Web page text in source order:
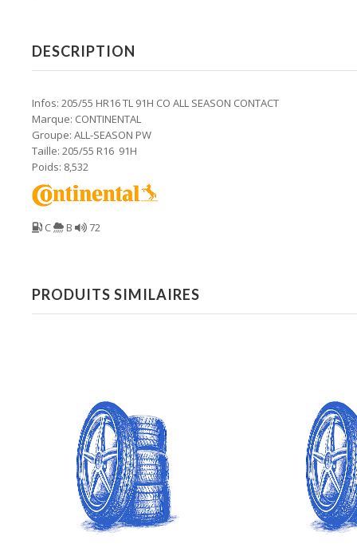
DESCRIPTION
Infos: 205/55 HR16 TL 91H CO ALL SEASON CONTACT
Marque: CONTINENTAL
Groupe: ALL-SEASON PW
Taille: 205/55 R16 91H
Poids: 8,532
C B 72
PRODUITS SIMILAIRES